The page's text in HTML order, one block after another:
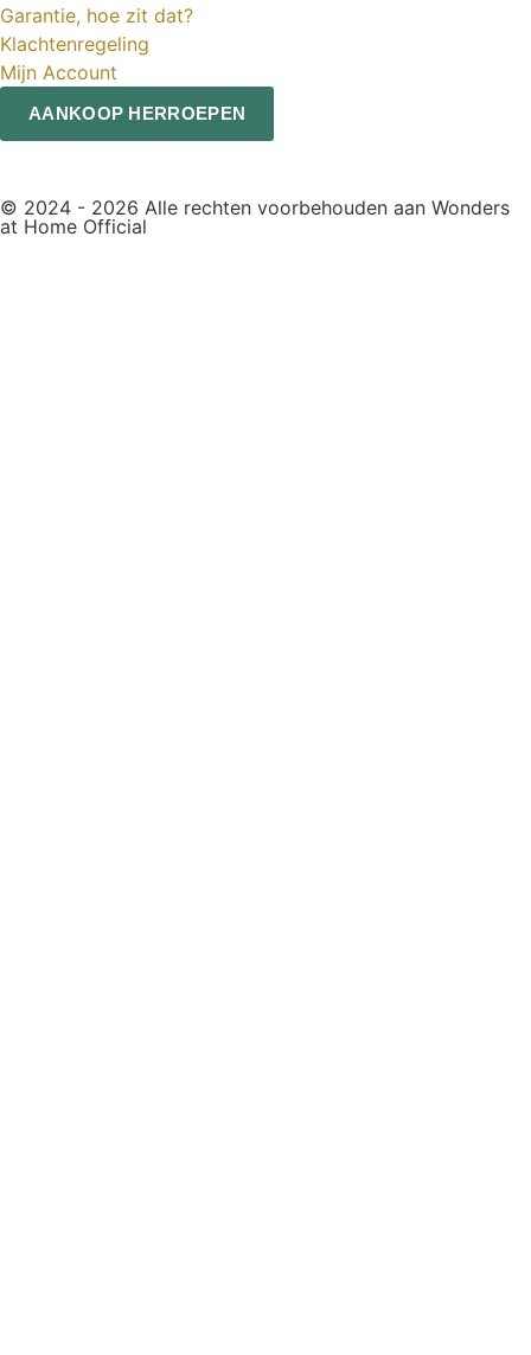
Garantie, hoe zit dat?
Klachtenregeling
Mijn Account
AANKOOP HERROEPEN
© 2024 - 2026 Alle rechten voorbehouden aan Wonders
at Home Official